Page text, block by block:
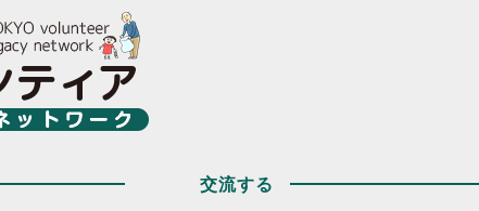
交流する